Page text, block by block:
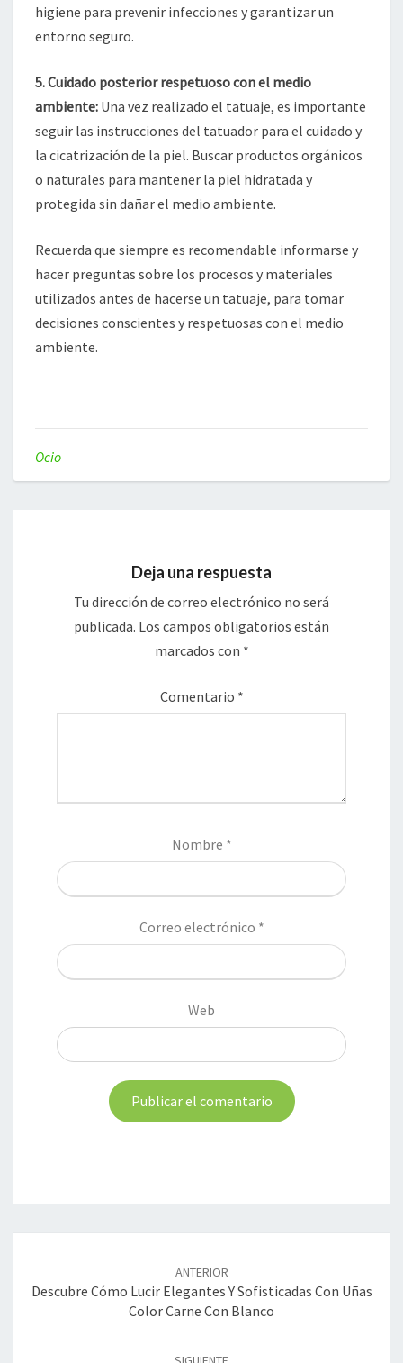
higiene para prevenir infecciones y garantizar un
entorno seguro.
5. Cuidado posterior respetuoso con el medio
ambiente: Una vez realizado el tatuaje, es importante
seguir las instrucciones del tatuador para el cuidado y
la cicatrización de la piel. Buscar productos orgánicos
o naturales para mantener la piel hidratada y
protegida sin dañar el medio ambiente.
Recuerda que siempre es recomendable informarse y
hacer preguntas sobre los procesos y materiales
utilizados antes de hacerse un tatuaje, para tomar
decisiones conscientes y respetuosas con el medio
ambiente.
Ocio
Deja una respuesta
Tu dirección de correo electrónico no será
publicada. Los campos obligatorios están
marcados con *
Comentario *
Nombre *
Correo electrónico *
Web
entradas
ANTERIOR
Descubre Cómo Lucir Elegantes Y Sofisticadas Con Uñas
Color Carne Con Blanco